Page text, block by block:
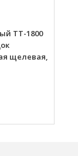
ТТ-1800
щелевая,